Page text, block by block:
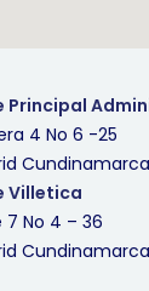
Principal
4 No 6 -25
Cundinamarca
Villetica
7 No 4 – 36
Cundinamarca